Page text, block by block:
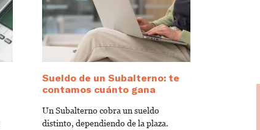
Sueldo de un Subalterno: te
contamos cuánto gana
Un Subalterno cobra un sueldo
distinto, dependiendo de la plaza.